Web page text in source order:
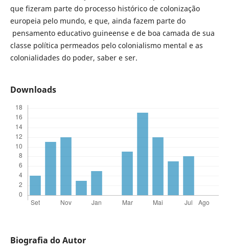
que fizeram parte do processo histórico de colonização
europeia pelo mundo, e que, ainda fazem parte do
pensamento educativo guineense e de boa camada de sua
classe política permeados pelo colonialismo mental e as
colonialidades do poder, saber e ser.
Downloads
Biografia do Autor